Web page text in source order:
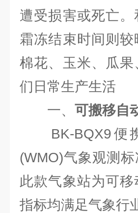
遭受损害或死亡
霜冻结束时间则
棉花、玉米、瓜
们日常生产生活
一、 可搬移自
BK-BQX9便携
(WMO)气象观测
此款气象站为可
指标均满足气象行